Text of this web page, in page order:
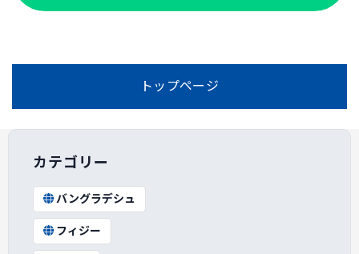
トップページ
カテゴリー
バングラデシュ
フィジー